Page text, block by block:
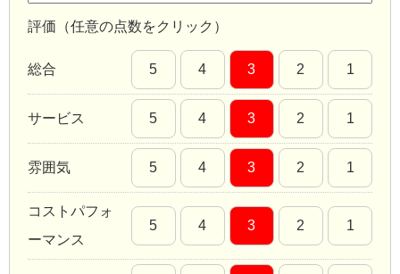
評価（任意の点数をクリック）
総合 5 4 3 2 1
サービス 5 4 3 2 1
雰囲気 5 4 3 2 1
コストパフォ
ーマンス
5 4 3 2 1